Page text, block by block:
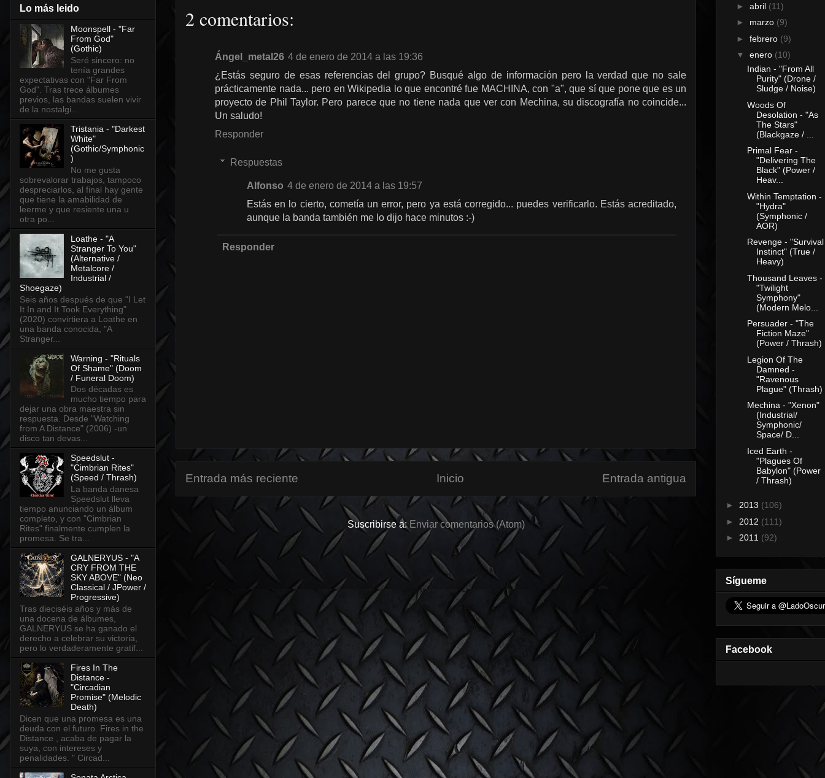
2 comentarios:
Ángel_metal26 4 de enero de 2014 a las 19:36
¿Estás seguro de esas referencias del grupo? Busqué algo de información pero la verdad que no sale
prácticamente nada... pero en Wikipedia lo que encontré fue MACHINA, con "a", que sí que pone que es un
proyecto de Phil Taylor. Pero parece que no tiene nada que ver con Mechina, su discografía no coincide...
Un saludo!
Responder
Respuestas
Alfonso 4 de enero de 2014 a las 19:57
Estás en lo cierto, cometía un error, pero ya está corregido... puedes verificarlo. Estás acreditado,
aunque la banda también me lo dijo hace minutos :-)
Responder
Entrada más reciente Entrada antigua
Inicio
Suscribirse a: Enviar comentarios (Atom)
Lo más leido
Moonspell - "Far
From God"
(Gothic)
Seré sincero: no
tenía grandes
expectativas con "Far From
God". Tras trece álbumes
previos, las bandas suelen vivir
de la nostalgi...
Tristania - "Darkest
White"
(Gothic/Symphonic
)
No me gusta
sobrevalorar trabajos, tampoco
despreciarlos, al final hay gente
que tiene la amabilidad de
leerme y que resiente una u
otra po...
Loathe - "A
Stranger To You"
(Alternative /
Metalcore /
Industrial /
Shoegaze)
Seis años después de que "I Let
It In and It Took Everything"
(2020) convirtiera a Loathe en
una banda conocida, "A
Stranger...
Warning - "Rituals
Of Shame" (Doom
/ Funeral Doom)
Dos décadas es
mucho tiempo para
dejar una obra maestra sin
respuesta. Desde "Watching
from A Distance" (2006) -un
disco tan devas...
Speedslut -
"Cimbrian Rites"
(Speed / Thrash)
La banda danesa
Speedslut lleva
tiempo anunciando un álbum
completo, y con "Cimbrian
Rites" finalmente cumplen la
promesa. Se tra...
GALNERYUS - "A
CRY FROM THE
SKY ABOVE" (Neo
Classical / JPower /
Progressive)
Tras dieciséis años y más de
una docena de álbumes,
GALNERYUS se ha ganado el
derecho a celebrar su victoria,
pero lo verdaderamente gratif...
Fires In The
Distance -
"Circadian
Promise" (Melodic
Death)
Dicen que una promesa es una
deuda con el futuro. Fires in the
Distance , acaba de pagar la
suya, con intereses y
penalidades. " Circad...
► abril (11)
► marzo (9)
► febrero (9)
▼ enero (10)
Indian - "From All
Purity" (Drone /
Sludge / Noise)
Woods Of
Desolation - "As
The Stars"
(Blackgaze / ...
Primal Fear -
"Delivering The
Black" (Power /
Heav...
Within Temptation -
"Hydra"
(Symphonic /
AOR)
Revenge - "Survival
Instinct" (True /
Heavy)
Thousand Leaves -
"Twilight
Symphony"
(Modern Melo...
Persuader - "The
Fiction Maze"
(Power / Thrash)
Legion Of The
Damned -
"Ravenous
Plague" (Thrash)
Mechina - "Xenon"
(Industrial/
Symphonic/
Space/ D...
Iced Earth -
"Plagues Of
Babylon" (Power
/ Thrash)
► 2013 (106)
► 2012 (111)
► 2011 (92)
Sígueme
Facebook